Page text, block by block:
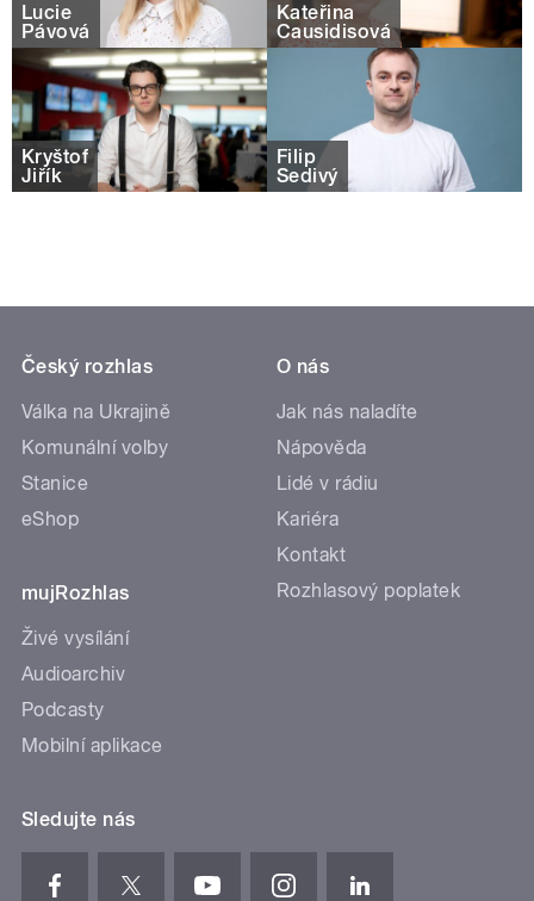
Lucie
Pávová
Kateřina
Causidisová
Kryštof
Jiřík
Filip
Šedivý
Český rozhlas
Válka na Ukrajině
Komunální volby
Stanice
eShop
mujRozhlas
Živé vysílání
Audioarchiv
Podcasty
Mobilní aplikace
O nás
Jak nás naladíte
Nápověda
Lidé v rádiu
Kariéra
Kontakt
Rozhlasový poplatek
Sledujte nás